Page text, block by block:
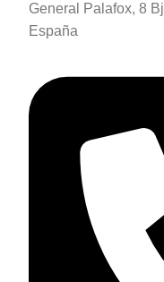
General Palafox, 8
España